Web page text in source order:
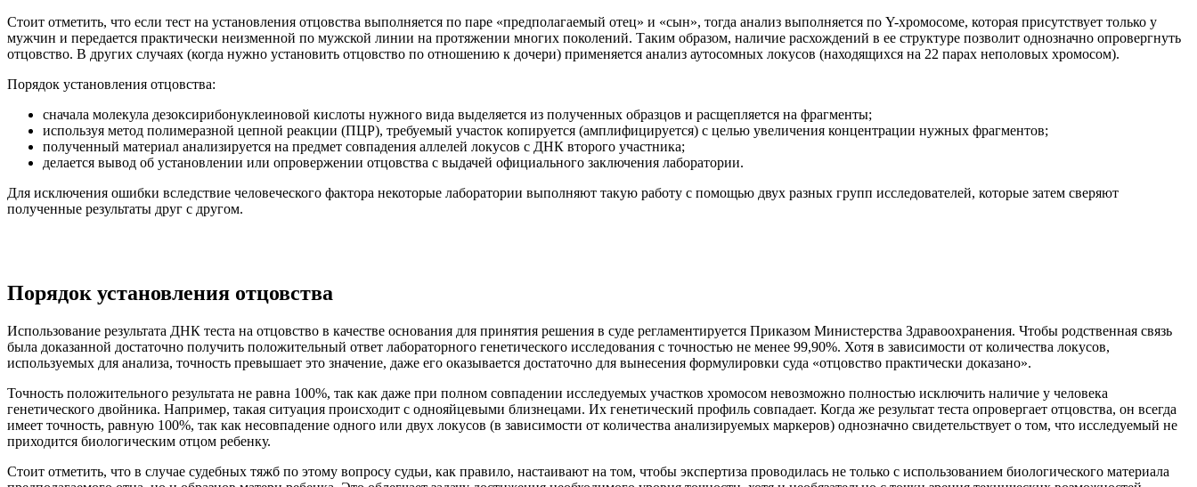
Стоит отметить, что если тест на установления отцовства выполняется по паре «предполагаемый отец» и «сын», тогда анализ выполняется по Y-хромосоме, которая присутствует только у
мужчин и передается практически неизменной по мужской линии на протяжении многих поколений. Таким образом, наличие расхождений в ее структуре позволит однозначно опровергнуть
отцовство. В других случаях (когда нужно установить отцовство по отношению к дочери) применяется анализ аутосомных локусов (находящихся на 22 парах неполовых хромосом).
Порядок установления отцовства:
сначала молекула дезоксирибонуклеиновой кислоты нужного вида выделяется из полученных образцов и расщепляется на фрагменты;
используя метод полимеразной цепной реакции (ПЦР), требуемый участок копируется (амплифицируется) с целью увеличения концентрации нужных фрагментов;
полученный материал анализируется на предмет совпадения аллелей локусов с ДНК второго участника;
делается вывод об установлении или опровержении отцовства с выдачей официального заключения лаборатории.
Для исключения ошибки вследствие человеческого фактора некоторые лаборатории выполняют такую работу с помощью двух разных групп исследователей, которые затем сверяют
полученные результаты друг с другом.
Порядок установления отцовства
Использование результата ДНК теста на отцовство в качестве основания для принятия решения в суде регламентируется Приказом Министерства Здравоохранения. Чтобы родственная связь
была доказанной достаточно получить положительный ответ лабораторного генетического исследования с точностью не менее 99,90%. Хотя в зависимости от количества локусов,
используемых для анализа, точность превышает это значение, даже его оказывается достаточно для вынесения формулировки суда «отцовство практически доказано».
Точность положительного результата не равна 100%, так как даже при полном совпадении исследуемых участков хромосом невозможно полностью исключить наличие у человека
генетического двойника. Например, такая ситуация происходит с однояйцевыми близнецами. Их генетический профиль совпадает. Когда же результат теста опровергает отцовства, он всегда
имеет точность, равную 100%, так как несовпадение одного или двух локусов (в зависимости от количества анализируемых маркеров) однозначно свидетельствует о том, что исследуемый не
приходится биологическим отцом ребенку.
Стоит отметить, что в случае судебных тяжб по этому вопросу судьи, как правило, настаивают на том, чтобы экспертиза проводилась не только с использованием биологического материала